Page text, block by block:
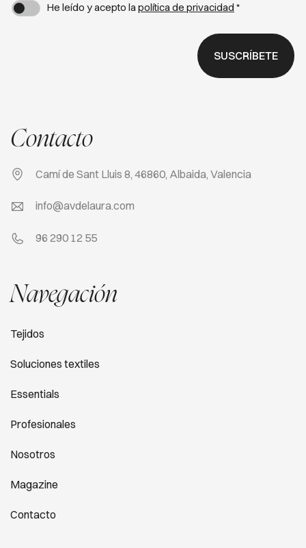
He leído y acepto lapolítica de privacidad *
SUSCRÍBETE
Contacto
Camí de Sant Lluis 8, 46860, Albaida, Valencia
info@avdelaura.com
96 290 12 55
Navegación
Tejidos
Soluciones textiles
Essentials
Profesionales
Nosotros
Magazine
Contacto